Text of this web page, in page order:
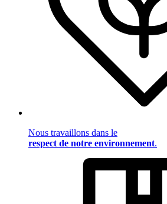
Nous travaillons dans le
respect de notre environnement.